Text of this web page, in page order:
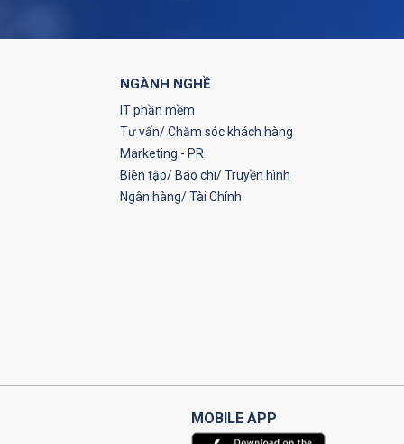
NGÀNH NGHỀ
IT phần mềm
Tư vấn/ Chăm sóc khách hàng
Marketing - PR
Biên tập/ Báo chí/ Truyền hình
Ngân hàng/ Tài Chính
MOBILE APP